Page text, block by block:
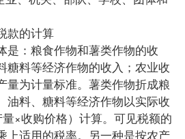
的计算
：粮食作物和薯类作物的收
糖料等经济作物的收入；农业收
量为计量标准。薯类作物折成粮
油料、糖料等经济作物以实际收
×收购价格）计算。可见税额的
上适用的税率。另一种是按农产